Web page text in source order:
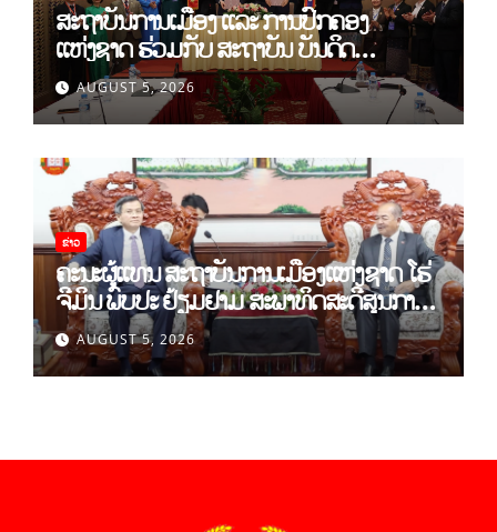
ສະຖາບັນການເມືອງ ແລະ ການປົກຄອງ
ແຫ່ງຊາດ ຮ່ວມກັບ ສະຖາບັນ ບັນດິດ
ວິທະຍາສາດສັງຄົມ ຫວຽດນາມ ເຊັນບົດບັນທຶກ
ການຮ່ວມມືທາງດ້ານວິທະຍາສາດ (2026-
2030)
AUGUST 5, 2026
ຂ່າວ
ຄະນະຜູ້ແທນ ສະຖາບັນການເມືອງແຫ່ງຊາດ ໂຮ່
ຈີມິນ ພົບປະ ຢ້ຽມຢາມ ສະພາທິດສະດີສູນກາງ
ພັກAUGUST 5, 2026